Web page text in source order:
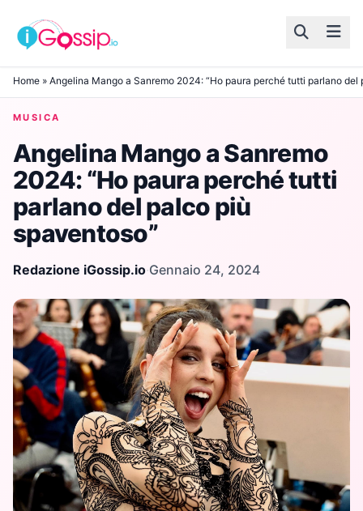
Skip to content
Home » Angelina Mango a Sanremo 2024: “Ho paura perché tutti parlano del
MUSICA
Angelina Mango a Sanremo
2024: “Ho paura perché tutti
parlano del palco più
spaventoso”
Redazione iGossip.io·Gennaio 24, 2024